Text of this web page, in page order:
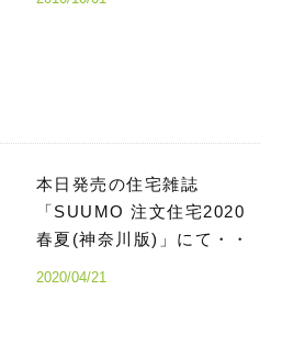
本日発売の住宅雑誌
「SUUMO 注文住宅2020
春夏(神奈川版)」にて・・
2020/04/21